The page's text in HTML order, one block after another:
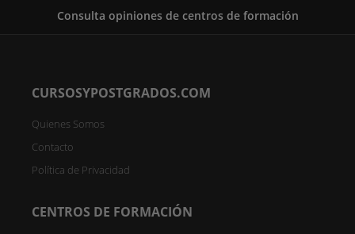
Consulta opiniones de centros de formación
CURSOSYPOSTGRADOS.COM
Quienes Somos
Contacto
Política de Privacidad
CENTROS DE FORMACIÓN